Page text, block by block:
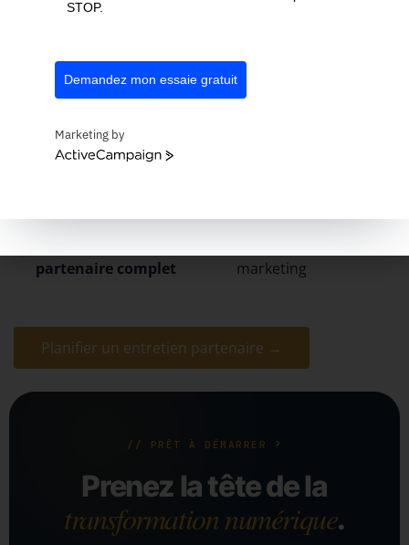
modulaire
faites évoluer organiquement
no-code
partenaire complet
marketing
Planifier un entretien partenaire →
// PRÊT À DÉMARRER ?
Prenez la tête de la
transformation numérique.
STOP.
Demandez mon essaie gratuit
Marketing by
ActiveCampaign